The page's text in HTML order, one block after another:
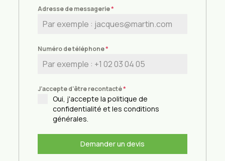
Adresse de messagerie*
Numéro de téléphone*
J'accepte d'être recontacté*
Oui, j'accepte la politique de
confidentialité et les conditions
générales.
Demander un devis